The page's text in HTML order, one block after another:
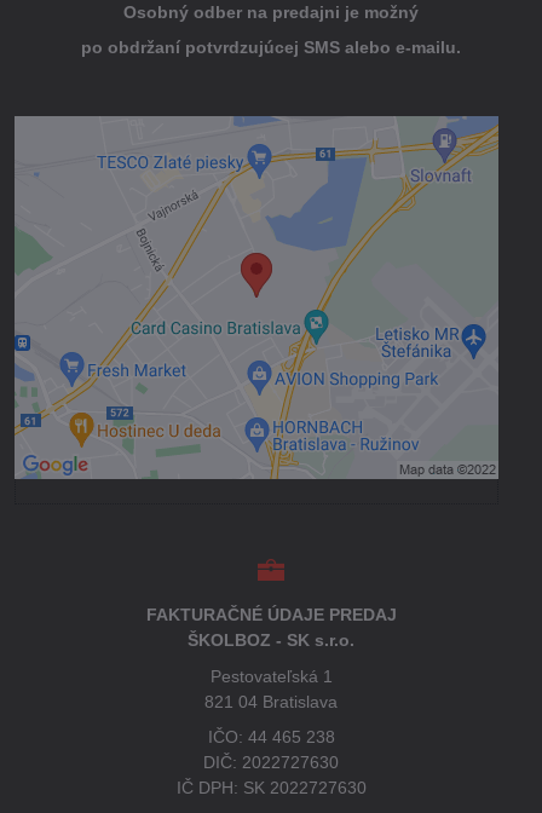
Osobný odber na predajni je možný
po obdržaní potvrdzujúcej SMS alebo e-mailu.
Externý obsah je blokovaný Voľbami
súkromia
Prajete si načítať externý obsah?
Povoliť tentokrát
Povoliť a zapamätať - súhlas s druhom
cookie: Funkčné
Otvoriť obsah v novom okne
FAKTURAČNÉ ÚDAJE PREDAJ
ŠKOLBOZ - SK s.r.o.
Pestovateľská 1
821 04 Bratislava
IČO: 44 465 238
DIČ: 2022727630
IČ DPH: SK 2022727630